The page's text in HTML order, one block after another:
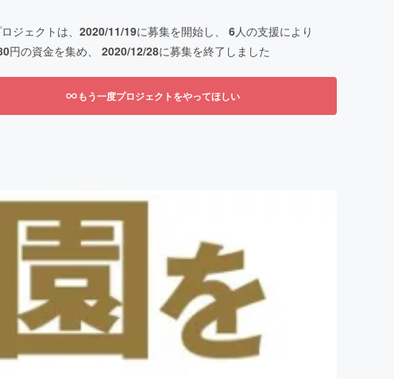
ジェクトは、 2020/11/19に募集を開始し、 6人の支援により
円の資金を集め、 2020/12/28に募集を終了しました
もう一度プロジェクトをやってほしい